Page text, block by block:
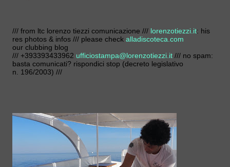
/// from ltc lorenzo tiezzi comunicazione /// lorenzotiezzi.it: his
res photos & infos /// please check alladiscoteca.com
our clubbing blog
/// +393393433962 ufficiostampa@lorenzotiezzi.it /// no spam:
basta comunicati? rispondici stop (decreto legislativo
n. 196/2003) ///